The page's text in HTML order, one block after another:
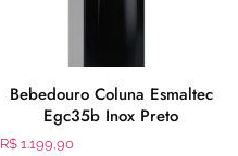
Bebedouro Coluna Esmaltec
Egc35b Inox Preto
R$ 1.199,90